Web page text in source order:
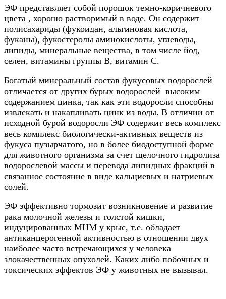
ЭФ представляет собой порошок темно-коричневого
цвета , хорошо растворимый в воде. Он содержит
полисахариды (фукоидан, альгиновая кислота,
фуканы), фукостеролы аминокислоты, углеводы,
липиды, минеральные вещества, в том числе йод,
селен, витамины группы В, витамин С.
Богатый минеральный состав фукусовых водорослей
отличается от других бурых водорослей высоким
содержанием цинка, так как эти водоросли способны
извлекать и накапливать цинк из воды. В отличии от
исходной бурой водоросли ЭФ содержит весь комплекс
весь комплекс биологически-активных веществ из
фукуса пузырчатого, но в более биодоступной форме
для животного организма за счет щелочного гидролиза
водорослевой массы и перевода липидных фракций в
связанное состояние в виде кальциевых и натриевых
солей.
ЭФ эффективно тормозит возникновение и развитие
рака молочной железы и толстой кишки,
индуцированных МНМ у крыс, т.е. обладает
антиканцерогенной активностью в отношении двух
наиболее часто встречающихся у человека
злокачественных опухолей. Каких либо побочных и
токсических эффектов ЭФ у животных не вызывал.